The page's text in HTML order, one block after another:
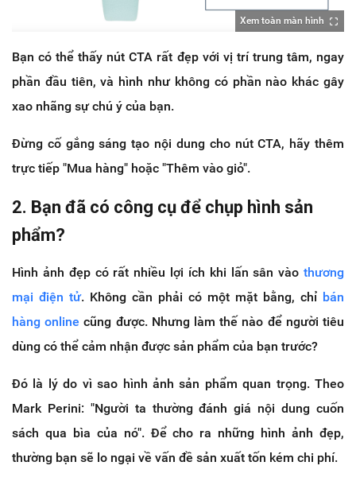
Xem toàn màn hình
Bạn có thể thấy nút CTA rất đẹp với vị trí trung tâm, ngay
phần đầu tiên, và hình như không có phần nào khác gây
xao nhãng sự chú ý của bạn.
Đừng cố gắng sáng tạo nội dung cho nút CTA, hãy thêm
trực tiếp "Mua hàng" hoặc "Thêm vào giỏ".
2. Bạn đã có công cụ để chụp hình sản
phẩm?
Hình ảnh đẹp có rất nhiều lợi ích khi lấn sân vào thương
mại điện tử. Không cần phải có một mặt bằng, chỉ bán
hàng online cũng được. Nhưng làm thế nào để người tiêu
dùng có thể cảm nhận được sản phẩm của bạn trước?
Đó là lý do vì sao hình ảnh sản phẩm quan trọng. Theo
Mark Perini: "Người ta thường đánh giá nội dung cuốn
sách qua bìa của nó". Để cho ra những hình ảnh đẹp,
thường bạn sẽ lo ngại về vấn đề sản xuất tốn kém chi phí.